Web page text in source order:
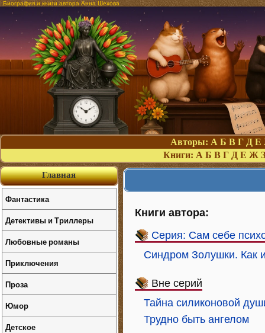
Биография и книги автора Анна Шехова
Авторы: А Б В Г Д Е
Книги: А Б В Г Д Е Ж З
Книги автора:
Серия: Сам себе
Синдром Золушки. Как
Вне серий
Тайна силиконовой
Трудно быть ангелом
Главная
Фантастика
Детективы и Триллеры
Любовные романы
Приключения
Проза
Юмор
Детское